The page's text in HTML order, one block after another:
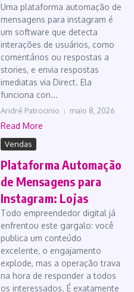
Uma plataforma automação de
mensagens para instagram é
um software que detecta
interações de usuários, como
comentários ou respostas a
stories, e envia respostas
imediatas via Direct. Ela
funciona con...
André Patrocinio maio 8, 2026
Read More
Vendas
Plataforma Automação
de Mensagens para
Instagram: Lojas
Todo empreendedor digital já
enfrentou este gargalo: você
publica um conteúdo
excelente, o engajamento
explode, mas a operação trava
na hora de responder a todos
os interessados. É exatamente